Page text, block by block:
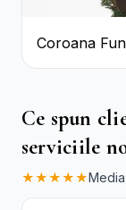
Coroana
Ce spun
serviciile
★★★★★